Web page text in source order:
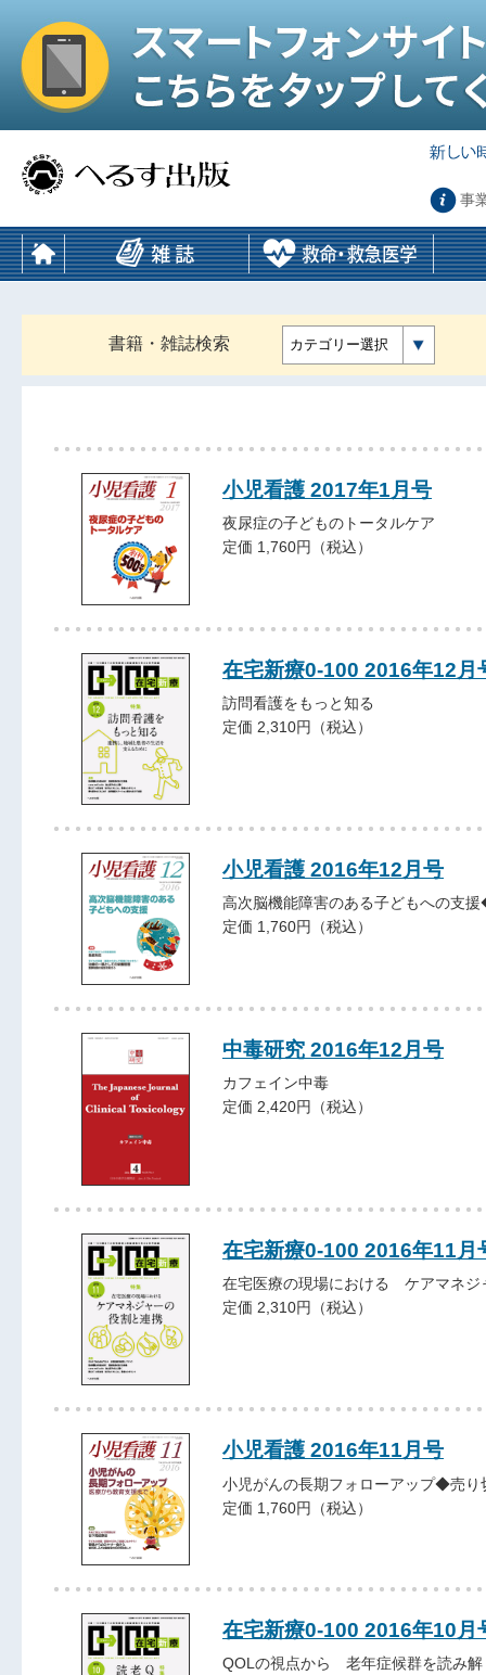
事
書籍・雑誌検索 カテゴリー選択
小児看護 2017年1月号
夜尿症の子どものトータルケア
定価 1,760円（税込）
在宅新療0-100 2016年12月
訪問看護をもっと知る
定価 2,310円（税込）
小児看護 2016年12月号
高次脳機能障害のある子どもへの支
定価 1,760円（税込）
中毒研究 2016年12月号
カフェイン中毒
定価 2,420円（税込）
在宅新療0-100 2016年11月
在宅医療の現場における ケアマネジ
定価 2,310円（税込）
小児看護 2016年11月号
小児がんの長期フォローアップ◆売
定価 1,760円（税込）
在宅新療0-100 2016年10月
QOLの視点から 老年症候群を読み解